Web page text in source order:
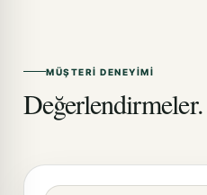
MÜŞTERI DENEYIMI
Değerlendirmeler.